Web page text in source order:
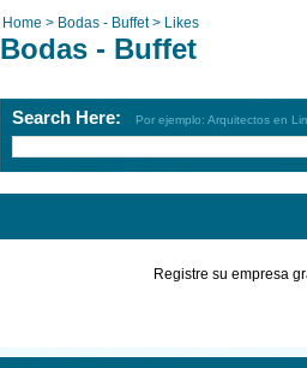
Home > Bodas - Buffet > Likes
Bodas - Buffet
Search Here: Por ejemplo: Arquitectos en
Registre su empresa